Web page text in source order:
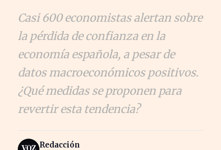
Casi 600 economistas alertan sobre
la pérdida de confianza en la
economía española, a pesar de
datos macroeconómicos positivos.
¿Qué medidas se proponen para
revertir esta tendencia?
Redacción